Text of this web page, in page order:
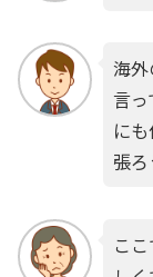
海
言
に
張ろ
こ